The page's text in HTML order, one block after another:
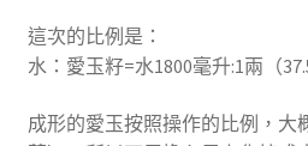
這次的比例是：
水：愛玉籽=水1800毫升:1兩（
成形的愛玉按照操作的比例，大